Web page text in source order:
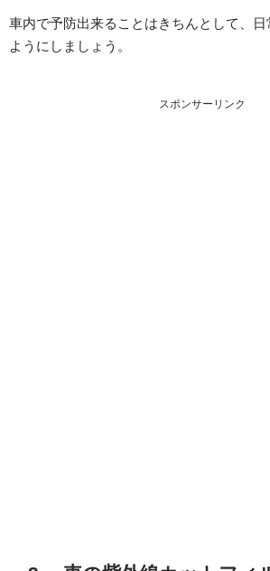
車内で予防出来ることはきちんとして、
ようにしましょう。
スポンサーリンク